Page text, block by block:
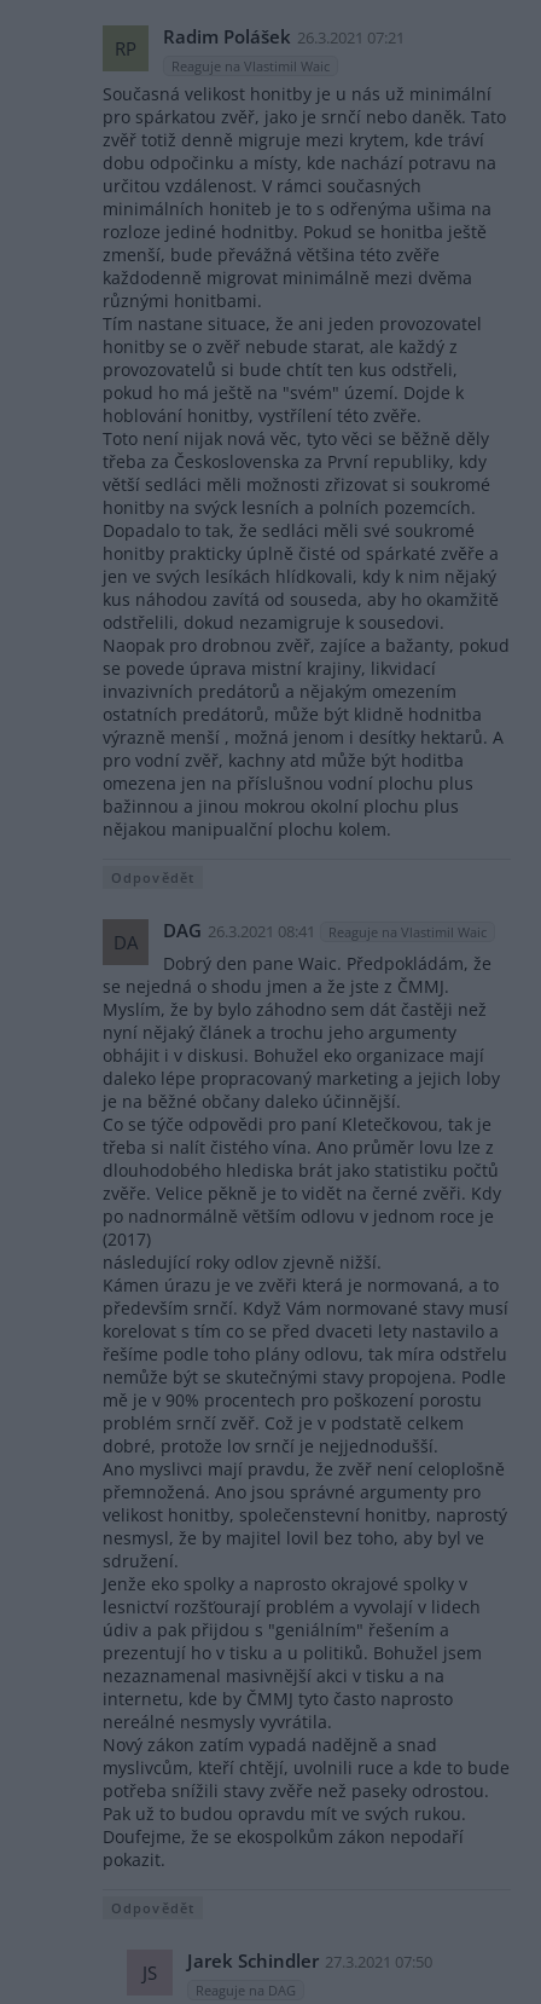
RP Radim Polášek 26.3.2021 07:21
Reaguje na Vlastimil Waic
Současná velikost honitby je u nás už minimální
pro spárkatou zvěř, jako je srnčí nebo daněk. Tato
zvěř totiž denně migruje mezi krytem, kde tráví
dobu odpočinku a místy, kde nachází potravu na
určitou vzdálenost. V rámci současných
minimálních honiteb je to s odřenýma ušima na
rozloze jediné hodnitby. Pokud se honitba ještě
zmenší, bude převážná většina této zvěře
každodenně migrovat minimálně mezi dvěma
různými honitbami.
Tím nastane situace, že ani jeden provozovatel
honitby se o zvěř nebude starat, ale každý z
provozovatelů si bude chtít ten kus odstřeli,
pokud ho má ještě na "svém" území. Dojde k
hoblování honitby, vystřílení této zvěře.
Toto není nijak nová věc, tyto věci se běžně děly
třeba za Československa za První republiky, kdy
větší sedláci měli možnosti zřizovat si soukromé
honitby na svýck lesních a polních pozemcích.
Dopadalo to tak, že sedláci měli své soukromé
honitby prakticky úplně čisté od spárkaté zvěře a
jen ve svých lesíkách hlídkovali, kdy k nim nějaký
kus náhodou zavítá od souseda, aby ho okamžitě
odstřelili, dokud nezamigruje k sousedovi.
Naopak pro drobnou zvěř, zajíce a bažanty, pokud
se povede úprava mistní krajiny, likvidací
invazivních predátorů a nějakým omezením
ostatních predátorů, může být klidně hodnitba
výrazně menší , možná jenom i desítky hektarů. A
pro vodní zvěř, kachny atd může být hoditba
omezena jen na příslušnou vodní plochu plus
bažinnou a jinou mokrou okolní plochu plus
nějakou manipualční plochu kolem.
Odpovědět
DA DAG 26.3.2021 08:41 Reaguje na Vlastimil Waic
Dobrý den pane Waic. Předpokládám, že
se nejedná o shodu jmen a že jste z ČMMJ.
Myslím, že by bylo záhodno sem dát častěji než
nyní nějaký článek a trochu jeho argumenty
obhájit i v diskusi. Bohužel eko organizace mají
daleko lépe propracovaný marketing a jejich loby
je na běžné občany daleko účinnější.
Co se týče odpovědi pro paní Kletečkovou, tak je
třeba si nalít čistého vína. Ano průměr lovu lze z
dlouhodobého hlediska brát jako statistiku počtů
zvěře. Velice pěkně je to vidět na černé zvěři. Kdy
po nadnormálně větším odlovu v jednom roce je
(2017)
následující roky odlov zjevně nižší.
Kámen úrazu je ve zvěři která je normovaná, a to
především srnčí. Když Vám normované stavy musí
korelovat s tím co se před dvaceti lety nastavilo a
řešíme podle toho plány odlovu, tak míra odstřelu
nemůže být se skutečnými stavy propojena. Podle
mě je v 90% procentech pro poškození porostu
problém srnčí zvěř. Což je v podstatě celkem
dobré, protože lov srnčí je nejjednodušší.
Ano myslivci mají pravdu, že zvěř není celoplošně
přemnožená. Ano jsou správné argumenty pro
velikost honitby, společenstevní honitby, naprostý
nesmysl, že by majitel lovil bez toho, aby byl ve
sdružení.
Jenže eko spolky a naprosto okrajové spolky v
lesnictví rozšťourají problém a vyvolají v lidech
údiv a pak přijdou s "geniálním" řešením a
prezentují ho v tisku a u politiků. Bohužel jsem
nezaznamenal masivnější akci v tisku a na
internetu, kde by ČMMJ tyto často naprosto
nereálné nesmysly vyvrátila.
Nový zákon zatím vypadá nadějně a snad
myslivcům, kteří chtějí, uvolnili ruce a kde to bude
potřeba snížili stavy zvěře než paseky odrostou.
Pak už to budou opravdu mít ve svých rukou.
Doufejme, že se ekospolkům zákon nepodaří
pokazit.
Odpovědět
JS Jarek Schindler 27.3.2021 07:50
Reaguje na DAG